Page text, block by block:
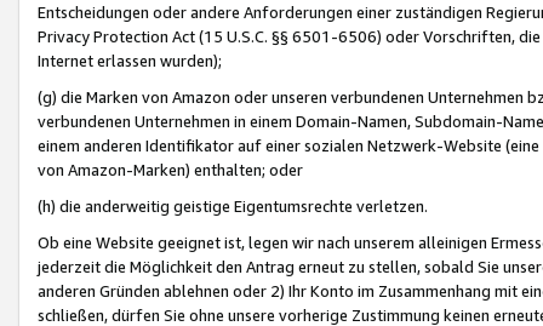
Entscheidungen oder andere Anforderungen einer zuständigen
Privacy Protection Act (15 U.S.C. §§ 6501-6506) oder Vorschriften,
Internet erlassen wurden);
(g) die Marken von Amazon oder unseren verbundenen Unternehmen
verbundenen Unternehmen in einem Domain-Namen, Subdomain-
einem anderen Identifikator auf einer sozialen Netzwerk-Website
von Amazon-Marken) enthalten; oder
(h) die anderweitig geistige Eigentumsrechte verletzen.
Ob eine Website geeignet ist, legen wir nach unserem alleinigen
jederzeit die Möglichkeit den Antrag erneut zu stellen, sobald Sie
anderen Gründen ablehnen oder 2) Ihr Konto im Zusammenhang mit
schließen, dürfen Sie ohne unsere vorherige Zustimmung keinen